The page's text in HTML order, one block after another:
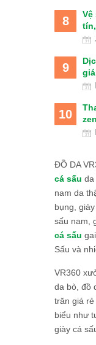
8
Vệ
9
giá
10
ĐỒ DA
cá sấu da
nam da
bụng,
sấu nam,
cá sấu
Sấu và
VR360
da bò, đồ
trăn giá
biểu như
giày cá